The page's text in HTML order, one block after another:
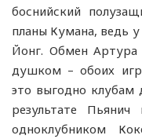
боснийский
планы Кумана, ведь
Йонг. Обмен Артура
душком – обоих
это выгодно клубам
результате
одноклубником